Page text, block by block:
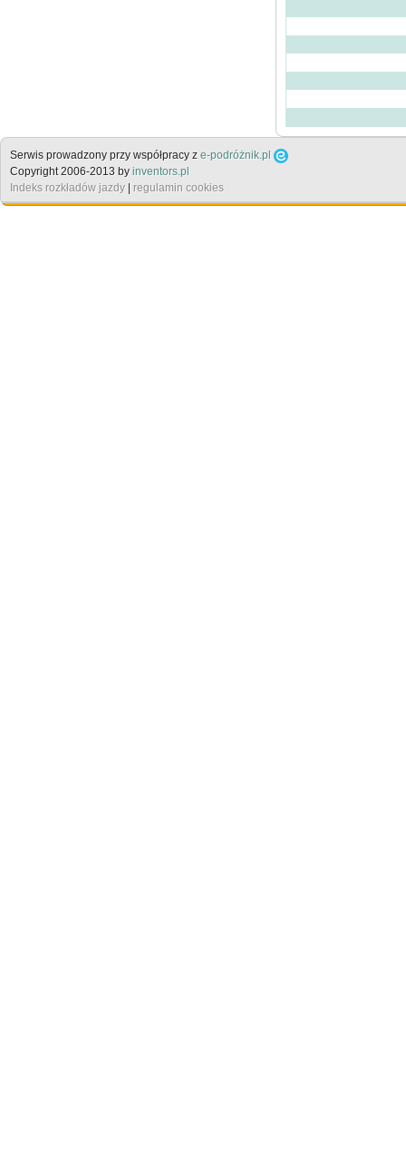
Serwis prowadzony przy współpracy z e-podróżnik.pl
Copyright 2006-2013 by inventors.pl
Indeks rozkładów jazdy
regulamin cookies